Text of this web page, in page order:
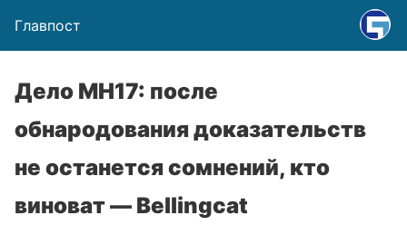
Главпост
Дело МН17: после
обнародования доказательств
не останется сомнений, кто
виноват — Bellingcat